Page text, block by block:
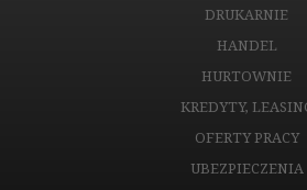
DRUKARNIE
HANDEL
HURTOWNIE
KREDYTY,
OFERTY PRACY
UBEZPIECZENIA